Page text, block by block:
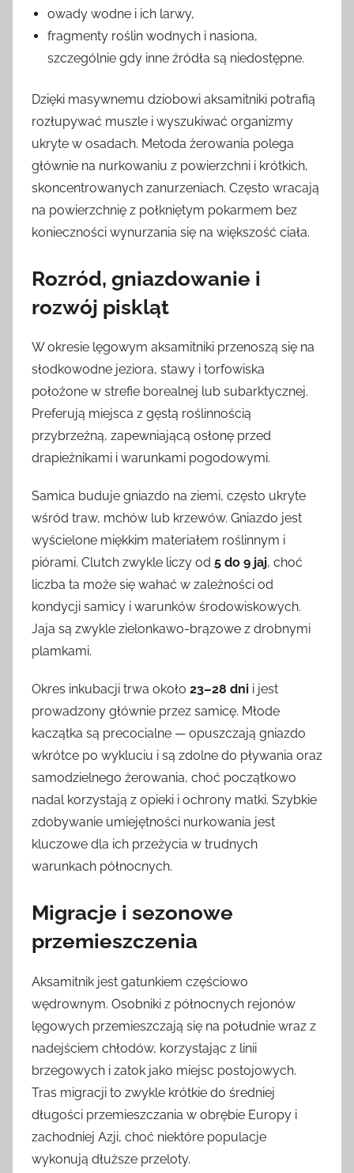
owady wodne i ich larwy,
fragmenty roślin wodnych i nasiona,
szczególnie gdy inne źródła są niedostępne.
Dzięki masywnemu dziobowi aksamitniki potrafią
rozłupywać muszle i wyszukiwać organizmy
ukryte w osadach. Metoda żerowania polega
głównie na nurkowaniu z powierzchni i krótkich,
skoncentrowanych zanurzeniach. Często wracają
na powierzchnię z połkniętym pokarmem bez
konieczności wynurzania się na większość ciała.
Rozród, gniazdowanie i
rozwój piskląt
W okresie lęgowym aksamitniki przenoszą się na
słodkowodne jeziora, stawy i torfowiska
położone w strefie borealnej lub subarktycznej.
Preferują miejsca z gęstą roślinnością
przybrzeżną, zapewniającą osłonę przed
drapieżnikami i warunkami pogodowymi.
Samica buduje gniazdo na ziemi, często ukryte
wśród traw, mchów lub krzewów. Gniazdo jest
wyścielone miękkim materiałem roślinnym i
piórami. Clutch zwykle liczy od 5 do 9 jaj, choć
liczba ta może się wahać w zależności od
kondycji samicy i warunków środowiskowych.
Jaja są zwykle zielonkawo-brązowe z drobnymi
plamkami.
Okres inkubacji trwa około 23–28 dni i jest
prowadzony głównie przez samicę. Młode
kaczątka są precocialne — opuszczają gniazdo
wkrótce po wykluciu i są zdolne do pływania oraz
samodzielnego żerowania, choć początkowo
nadal korzystają z opieki i ochrony matki. Szybkie
zdobywanie umiejętności nurkowania jest
kluczowe dla ich przeżycia w trudnych
warunkach północnych.
Migracje i sezonowe
przemieszczenia
Aksamitnik jest gatunkiem częściowo
wędrownym. Osobniki z północnych rejonów
lęgowych przemieszczają się na południe wraz z
nadejściem chłodów, korzystając z linii
brzegowych i zatok jako miejsc postojowych.
Tras migracji to zwykle krótkie do średniej
długości przemieszczania w obrębie Europy i
zachodniej Azji, choć niektóre populacje
wykonują dłuższe przeloty.